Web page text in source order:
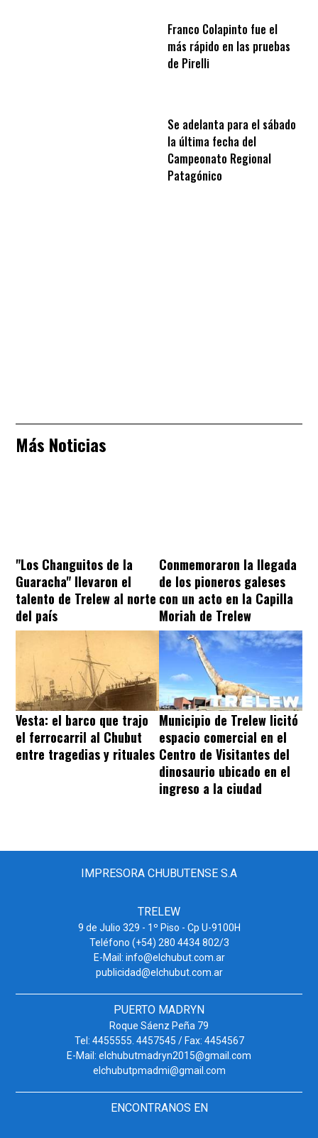
Franco Colapinto fue el
más rápido en las pruebas
de Pirelli
Se adelanta para el sábado
la última fecha del
Campeonato Regional
Patagónico
Más Noticias
"Los Changuitos de la
Guaracha" llevaron el
talento de Trelew al norte
del país
Conmemoraron la llegada
de los pioneros galeses
con un acto en la Capilla
Moriah de Trelew
Vesta: el barco que trajo
el ferrocarril al Chubut
entre tragedias y rituales
Municipio de Trelew licitó
espacio comercial en el
Centro de Visitantes del
dinosaurio ubicado en el
ingreso a la ciudad
IMPRESORA CHUBUTENSE S.A
TRELEW
9 de Julio 329 - 1º Piso - Cp U-9100H
Teléfono (+54) 280 4434 802/3
E-Mail: info@elchubut.com.ar
publicidad@elchubut.com.ar
PUERTO MADRYN
Roque Sáenz Peña 79
Tel: 4455555. 4457545 / Fax: 4454567
E-Mail: elchubutmadryn2015@gmail.com
elchubutpmadmi@gmail.com
ENCONTRANOS EN